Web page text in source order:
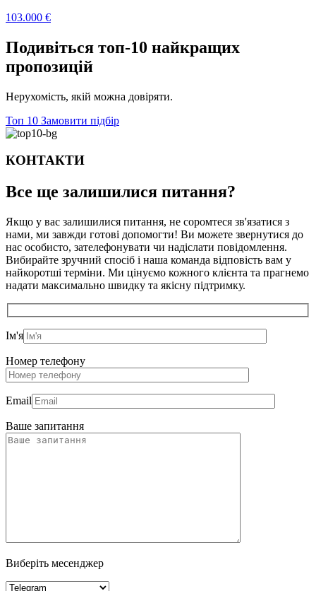
103.000 €
Подивіться топ-10 найкращих
пропозицій
Нерухомість, якій можна довіряти.
Топ 10 Замовити підбір
КОНТАКТИ
Все ще залишилися питання?
Якщо у вас залишилися питання, не соромтеся зв'язатися з
нами, ми завжди готові допомогти! Ви можете звернутися до
нас особисто, зателефонувати чи надіслати повідомлення.
Вибирайте зручний спосіб і наша команда відповість вам у
найкоротші терміни. Ми цінуємо кожного клієнта та прагнемо
надати максимально швидку та якісну підтримку.
Ім'я
Номер телефону
Email
Ваше запитання
Виберіть месенджер